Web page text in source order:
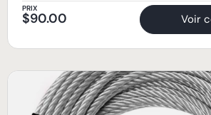
PRIX
$90.00 Voir